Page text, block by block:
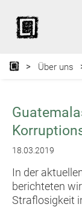
Über uns
18.03.2019
In der
berichteten
Straflosigkeit